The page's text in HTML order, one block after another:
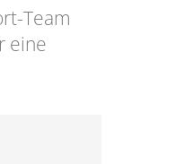
Team
eine